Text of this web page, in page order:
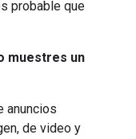
probable que
muestres un
anuncios
de video y